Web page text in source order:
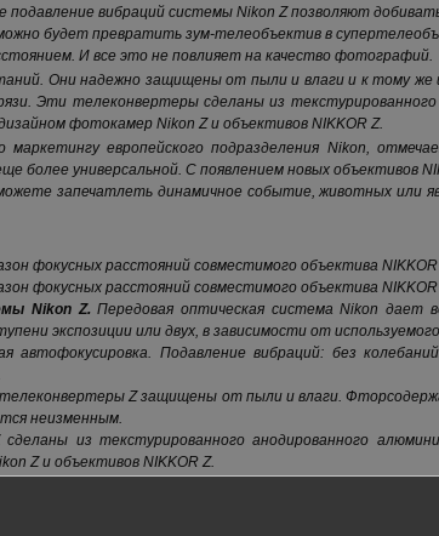
подавление вибраций системы Nikon Z позволяют
будет превратить зум-телеобъектив в
И все это не повлияет на качество фотографий.
Они надежно защищены от пыли и влаги и к тому
Эти телеконвертеры сделаны из
фотокамер Nikon Z и объективов NIKKOR Z.
европейского подразделения Nikon,
более универсальной. С появлением новых объективов
запечатлеть динамичное событие, животных или
фокусных расстояний совместимого объектива NIKKOR
фокусных расстояний совместимого объектива NIKKOR
Nikon Z.Передовая оптическая система Nikon дает
экспозиции или двух, в зависимости от
автофокусировка. Подавление вибраций: без
телеконвертеры Z защищены от пыли и влаги.
неизменным.
из текстурированного анодированного
Z и объективов NIKKOR Z.